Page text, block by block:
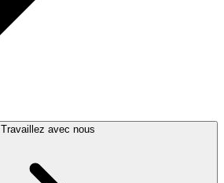
Travaillez avec nous